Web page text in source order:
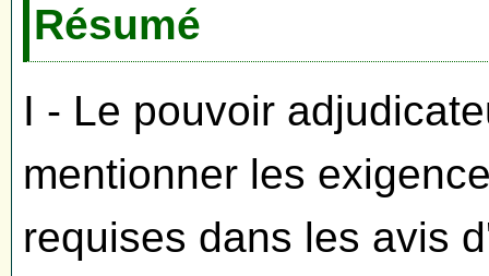
Résumé
I - Le pouvoir
mentionner les
requises dans les avis